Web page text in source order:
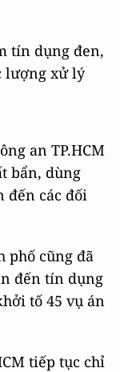
tín dụng đen,
lượng xử lý
an TP.HCM
bẩn, dùng
đến các đối
phố cũng đã
đến tín dụng
tố 45 vụ án
tiếp tục chỉ